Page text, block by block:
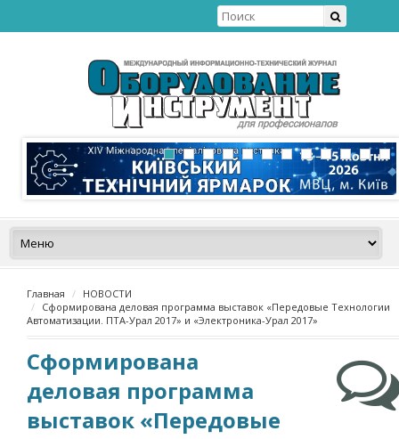
Главная
НОВОСТИ
Сформирована деловая программа выставок «Передовые Технологии
Автоматизации. ПТА-Урал 2017» и «Электроника-Урал 2017»
Сформирована
деловая программа
выставок «Передовые